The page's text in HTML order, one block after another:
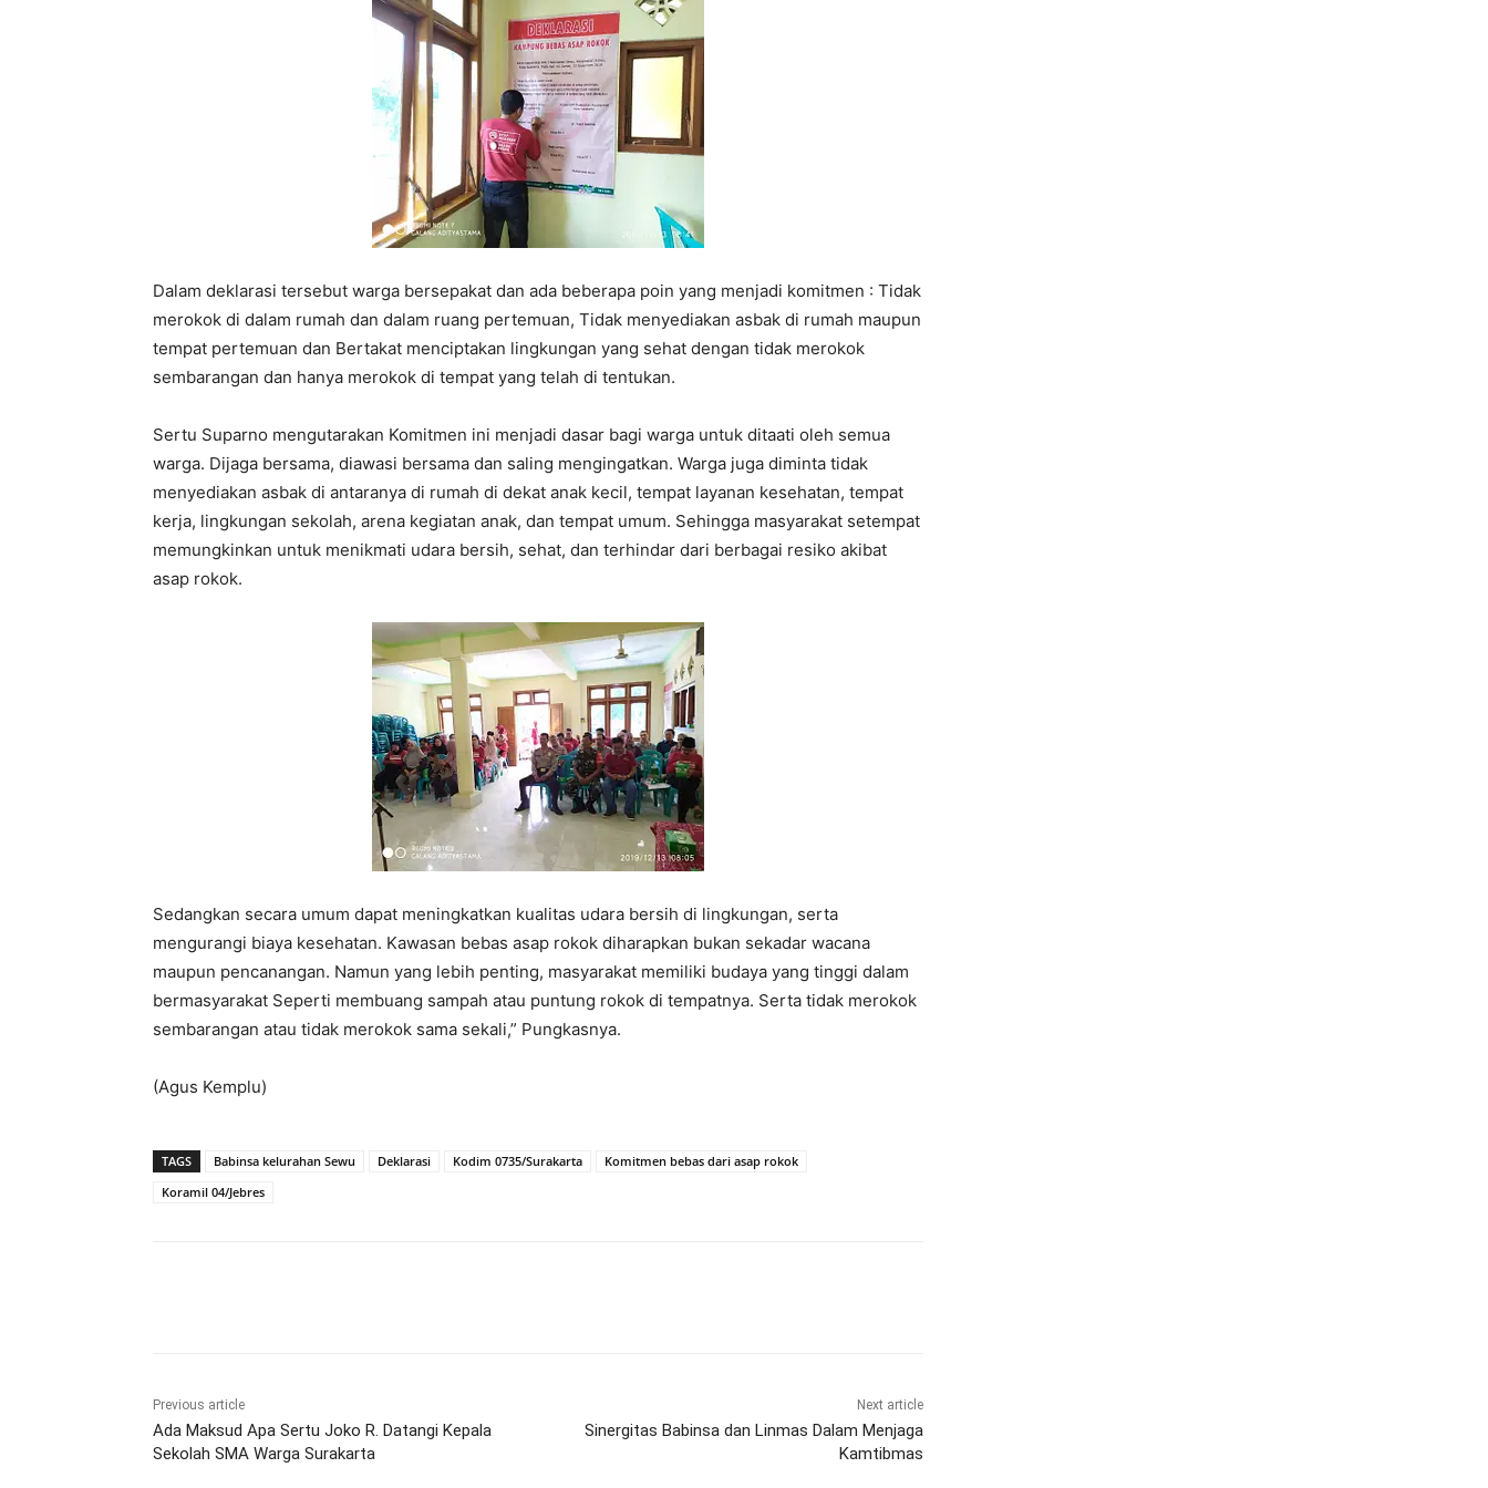
Dalam deklarasi tersebut warga bersepakat dan ada beberapa poin yang menjadi komitmen : Tidak
merokok di dalam rumah dan dalam ruang pertemuan, Tidak menyediakan asbak di rumah maupun
tempat pertemuan dan Bertakat menciptakan lingkungan yang sehat dengan tidak merokok
sembarangan dan hanya merokok di tempat yang telah di tentukan.
Sertu Suparno mengutarakan Komitmen ini menjadi dasar bagi warga untuk ditaati oleh semua
warga. Dijaga bersama, diawasi bersama dan saling mengingatkan. Warga juga diminta tidak
menyediakan asbak di antaranya di rumah di dekat anak kecil, tempat layanan kesehatan, tempat
kerja, lingkungan sekolah, arena kegiatan anak, dan tempat umum. Sehingga masyarakat setempat
memungkinkan untuk menikmati udara bersih, sehat, dan terhindar dari berbagai resiko akibat
asap rokok.
Sedangkan secara umum dapat meningkatkan kualitas udara bersih di lingkungan, serta
mengurangi biaya kesehatan. Kawasan bebas asap rokok diharapkan bukan sekadar wacana
maupun pencanangan. Namun yang lebih penting, masyarakat memiliki budaya yang tinggi dalam
bermasyarakat Seperti membuang sampah atau puntung rokok di tempatnya. Serta tidak merokok
sembarangan atau tidak merokok sama sekali,” Pungkasnya.
(Agus Kemplu)
TAGS Babinsa kelurahan Sewu Deklarasi Kodim 0735/Surakarta
Komitmen bebas dari asap rokok
Koramil 04/Jebres
Previous article
Ada Maksud Apa Sertu Joko R. Datangi Kepala
Sekolah SMA Warga Surakarta
Next article
Sinergitas Babinsa dan Linmas Dalam Menjaga
Kamtibmas